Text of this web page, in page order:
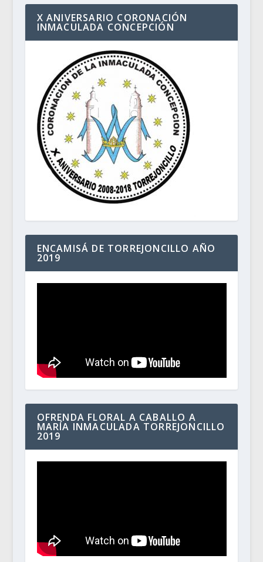
X ANIVERSARIO CORONACIÓN
INMACULADA CONCEPCIÓN
ENCAMISÁ DE TORREJONCILLO AÑO
2019
OFRENDA FLORAL A CABALLO A
MARÍA INMACULADA TORREJONCILLO
2019